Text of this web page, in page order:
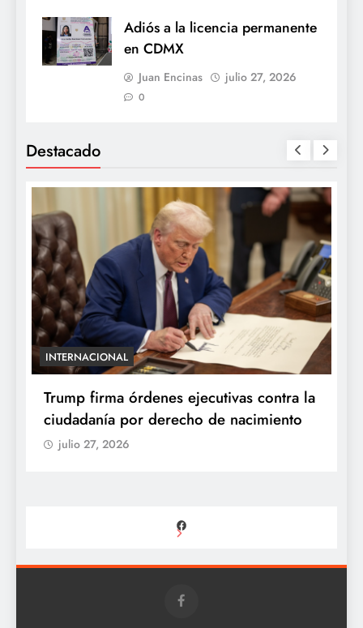
Adiós a la licencia permanente
en CDMX
Juan Encinas julio 27, 2026
0
Destacado
INTERNACIONAL
Trump firma órdenes ejecutivas contra la
ciudadanía por derecho de nacimiento
julio 27, 2026